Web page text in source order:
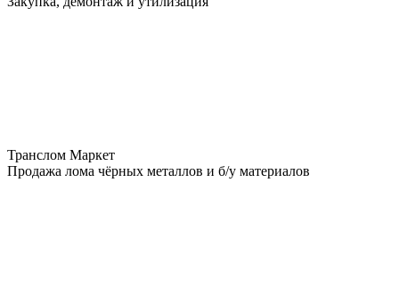
Транслом Маркет
Продажа лома чёрных металлов и б/у материалов